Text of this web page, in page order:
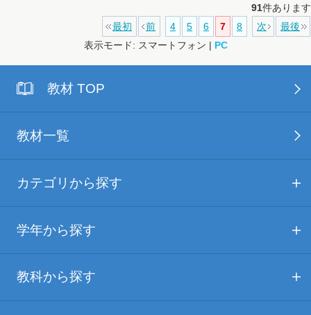
91件あります
最初
前 4 5 6 7 8 次
最後
表示モード: スマートフォン | PC
教材 TOP
教材一覧
カテゴリから探す
学年から探す
教科から探す